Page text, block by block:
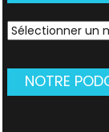
Archives
NOTRE